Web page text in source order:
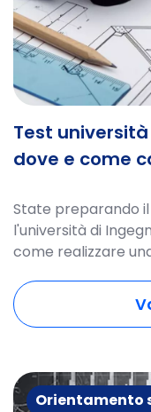
Test
dove e come
State preparando
l'università di
come realizzare
Orientamento